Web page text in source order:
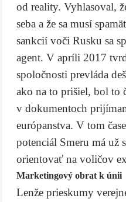
od reality. Vyhlasoval,
seba a že sa musí
sankcií voči Rusku sa
agent. V apríli 2017
spoločnosti prevláda
ako na to prišiel, bol to
v dokumentoch
európanstva. V tom
potenciál Smeru má už
orientovať na voličov
Marketingový obrat k únii
Lenže prieskumy